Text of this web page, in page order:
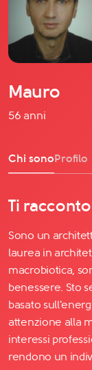
TikTok
Mauro
56 anni
Chi sonoProfilo
Ti
Sono un
laurea in
macrobiotica,
benessere. Sto
basato
attenzione alla
interessi
rendono un